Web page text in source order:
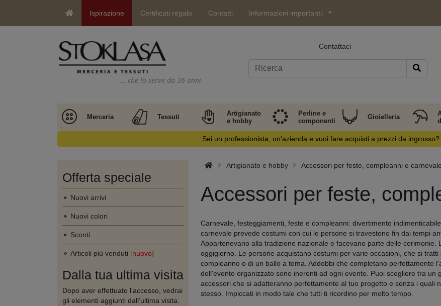
Ispirazione Certificati regalo Contatti Informazioni importanti:
… che la serve da 36 anni
Contattaci
Merceria Tessuti
Artigianato
e hobby
Perline e
componenti
Gioielleria
Sei un professionista, un'azienda e vuoi fare acquisti a prezzi da ingrosso?
Offerta speciale
Nuovi arrivi
Nuovi colori
Sconti
Articoli più venduti [nuovo]
Dalla tua ultima visita
Dopo aver effettuato l'accesso, vedrai
gli elementi aggiunti dall'ultima visita.
Artigianato e hobby Accessori per feste, compleanni e carnevale
Accessori per feste,
Carnevale, festeggiamenti, feste e compleanni: divertimento
carnevale prevede costumi con cui le persone si travestono fin dai tempi
Appartenevano alla tradizione nazionale e facevano parte delle cerimonie.
oggigiorno. Le persone acquistano costumi per varie occasioni, che si tratti
compleanno o di un ballo a tema. Addobbi che completano perfettamente
dell'evento organizzato sono inerenti ad ogni evento. Puoi scegliere tra un
accessori che si adatteranno perfettamente al tuo progetto e senza i quali
stesso. Impiccati in modo tale che tutti ti ricordino per molto tempo.